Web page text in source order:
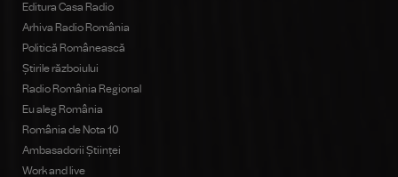
Editura Casa Radio
Arhiva Radio România
Politică Românească
Știrile războiului
Radio România Regional
Eu aleg România
România de Nota 10
Ambasadorii Științei
Work and live